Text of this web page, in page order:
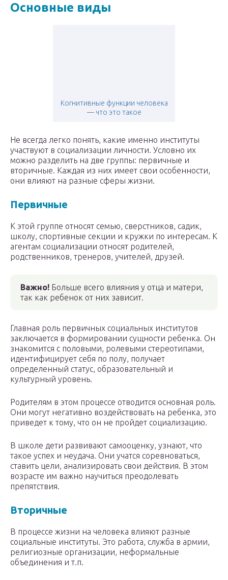
Основные виды
Когнитивные функции человека
— что это такое
Не всегда легко понять, какие именно институты
участвуют в социализации личности. Условно их
можно разделить на две группы: первичные и
вторичные. Каждая из них имеет свои особенности,
они влияют на разные сферы жизни.
Первичные
К этой группе относят семью, сверстников, садик,
школу, спортивные секции и кружки по интересам. К
агентам социализации относят родителей,
родственников, тренеров, учителей, друзей.
Важно! Больше всего влияния у отца и матери,
так как ребенок от них зависит.
Главная роль первичных социальных институтов
заключается в формировании сущности ребенка. Он
знакомится с половыми, ролевыми стереотипами,
идентифицирует себя по полу, получает
определенный статус, образовательный и
культурный уровень.
Родителям в этом процессе отводится основная роль.
Они могут негативно воздействовать на ребенка, это
приведет к тому, что он не пройдет социализацию.
В школе дети развивают самооценку, узнают, что
такое успех и неудача. Они учатся соревноваться,
ставить цели, анализировать свои действия. В этом
возрасте им важно научиться преодолевать
препятствия.
Вторичные
В процессе жизни на человека влияют разные
социальные институты. Это работа, служба в армии,
религиозные организации, неформальные
объединения и т.п.